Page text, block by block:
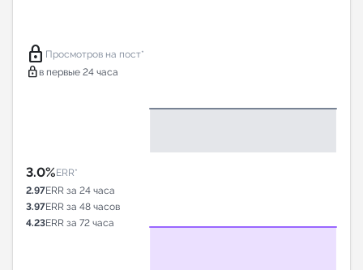
lock Просмотров на пост*
lock в первые 24 часа
3.0%ERR*
2.97ERR за 24 часа
3.97ERR за 48 часов
4.23ERR за 72 часа